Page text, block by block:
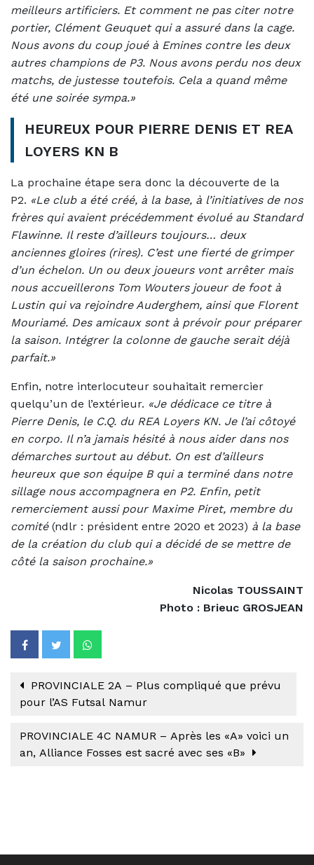
meilleurs artificiers. Et comment ne pas citer notre
portier, Clément Geuquet qui a assuré dans la cage.
Nous avons du coup joué à Emines contre les deux
autres champions de P3. Nous avons perdu nos deux
matchs, de justesse toutefois. Cela a quand même
été une soirée sympa.»
HEUREUX POUR PIERRE DENIS ET REA
LOYERS KN B
La prochaine étape sera donc la découverte de la
P2. «Le club a été créé, à la base, à l’initiatives de nos
frères qui avaient précédemment évolué au Standard
Flawinne. Il reste d’ailleurs toujours… deux
anciennes gloires (rires). C’est une fierté de grimper
d’un échelon. Un ou deux joueurs vont arrêter mais
nous accueillerons Tom Wouters joueur de foot à
Lustin qui va rejoindre Auderghem, ainsi que Florent
Mouriamé. Des amicaux sont à prévoir pour préparer
la saison. Intégrer la colonne de gauche serait déjà
parfait.»
Enfin, notre interlocuteur souhaitait remercier
quelqu’un de l’extérieur. «Je dédicace ce titre à
Pierre Denis, le C.Q. du REA Loyers KN. Je l’ai côtoyé
en corpo. Il n’a jamais hésité à nous aider dans nos
démarches surtout au début. On est d’ailleurs
heureux que son équipe B qui a terminé dans notre
sillage nous accompagnera en P2. Enfin, petit
remerciement aussi pour Maxime Piret, membre du
comité (ndlr : président entre 2020 et 2023) à la base
de la création du club qui a décidé de se mettre de
côté la saison prochaine.»
Nicolas TOUSSAINT
Photo : Brieuc GROSJEAN
PROVINCIALE 2A – Plus compliqué que prévu
pour l’AS Futsal Namur
PROVINCIALE 4C NAMUR – Après les «A» voici un
an, Alliance Fosses est sacré avec ses «B»